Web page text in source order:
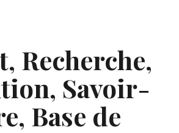
Recherche,
Savoir-
Base de